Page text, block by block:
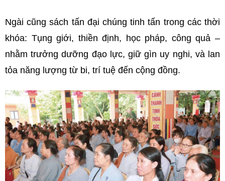
Ngài cũng sách tấn đại chúng tinh tấn trong các thời
khóa: Tụng giới, thiền định, học pháp, công quả –
nhằm trưởng dưỡng đạo lực, giữ gìn uy nghi, và lan
tỏa năng lượng từ bi, trí tuệ đến cộng đồng.